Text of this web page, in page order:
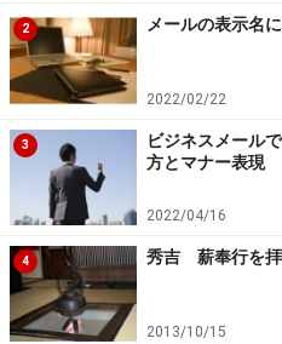
2 メールの表示名
2022/02/22
3
ビジネスメール
方とマナー表現
2022/04/16
4 秀吉 薪奉行を
2013/10/15